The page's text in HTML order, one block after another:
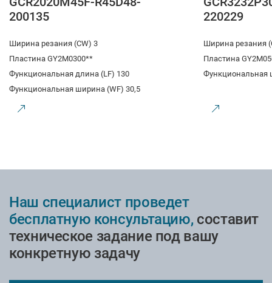
200135
Ширина резания (CW) 3
Пластина GY2M0300**
Функциональная длина (LF) 130
Функциональная ширина (WF) 30,5
220229
Ширина резания
Пластина
Функциональная
Наш специалист проведет
бесплатную консультацию, составит
техническое задание под вашу
конкретную задачу